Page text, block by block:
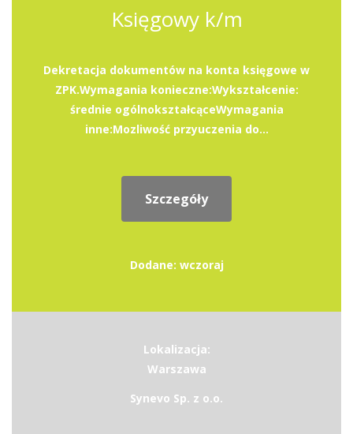
Księgowy k/m
Dekretacja dokumentów na konta księgowe w
ZPK.Wymagania konieczne:Wykształcenie:
średnie ogólnokształcąceWymagania
inne:Mozliwość przyuczenia do...
Szczegóły
Dodane: wczoraj
Lokalizacja:
Warszawa
Synevo Sp. z o.o.